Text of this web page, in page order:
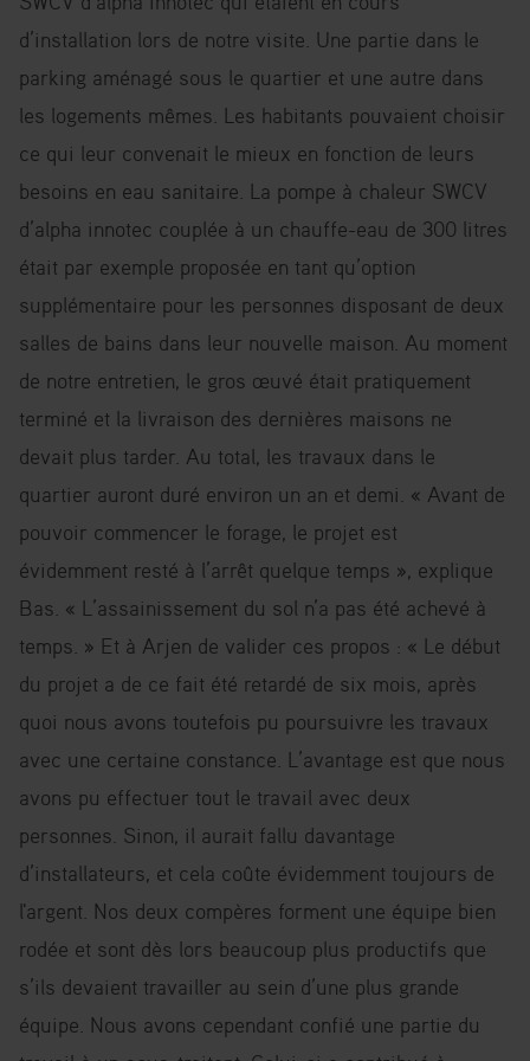
d’installation lors de notre visite. Une partie dans le
parking aménagé sous le quartier et une autre dans
les logements mêmes. Les habitants pouvaient choisir
ce qui leur convenait le mieux en fonction de leurs
besoins en eau sanitaire. La pompe à chaleur SWCV
d’alpha innotec couplée à un chauffe-eau de 300 litres
était par exemple proposée en tant qu’option
supplémentaire pour les personnes disposant de deux
salles de bains dans leur nouvelle maison. Au moment
de notre entretien, le gros œuvé était pratiquement
terminé et la livraison des dernières maisons ne
devait plus tarder. Au total, les travaux dans le
quartier auront duré environ un an et demi. « Avant de
pouvoir commencer le forage, le projet est
évidemment resté à l’arrêt quelque temps », explique
Bas. « L’assainissement du sol n’a pas été achevé à
temps. » Et à Arjen de valider ces propos : « Le début
du projet a de ce fait été retardé de six mois, après
quoi nous avons toutefois pu poursuivre les travaux
avec une certaine constance. L’avantage est que nous
avons pu effectuer tout le travail avec deux
personnes. Sinon, il aurait fallu davantage
d’installateurs, et cela coûte évidemment toujours de
l'argent. Nos deux compères forment une équipe bien
rodée et sont dès lors beaucoup plus productifs que
s’ils devaient travailler au sein d’une plus grande
équipe. Nous avons cependant confié une partie du